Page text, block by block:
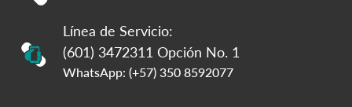
Línea de Servicio:
(601) 3472311 Opción No. 1
WhatsApp: (+57) 350 8592077